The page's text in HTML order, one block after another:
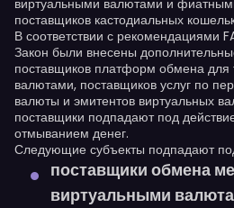
виртуальными валютами и
поставщиков кастодиальных
В соответствии с рекомендациями
Закон были внесены
поставщиков платформ обмена для
валютами, поставщиков услуг по
валюты и эмитентов виртуальных
поставщики подпадают под
отмыванием денег.
Следующие субъекты подпадают
поставщики обмена
виртуальными